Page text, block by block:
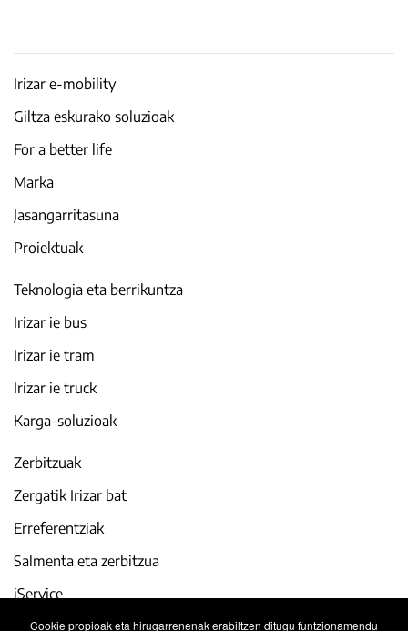
Cookie propioak eta hirugarrenenak erabiltzen ditugu funtzionamendu
Irizar e-mobility
Giltza eskurako soluzioak
For a better life
Marka
Jasangarritasuna
Proiektuak
Teknologia eta berrikuntza
Irizar ie bus
Irizar ie tram
Irizar ie truck
Karga-soluzioak
Zerbitzuak
Zergatik Irizar bat
Erreferentziak
Salmenta eta zerbitzua
iService